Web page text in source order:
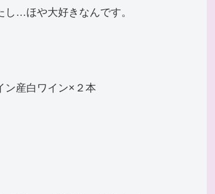
し…ほや大好きなんです。
ン産白ワイン×２本